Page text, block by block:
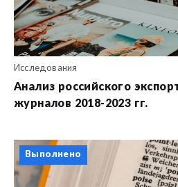
Исследования
Анализ российского
журналов 2018-2023 гг.
Выполнено